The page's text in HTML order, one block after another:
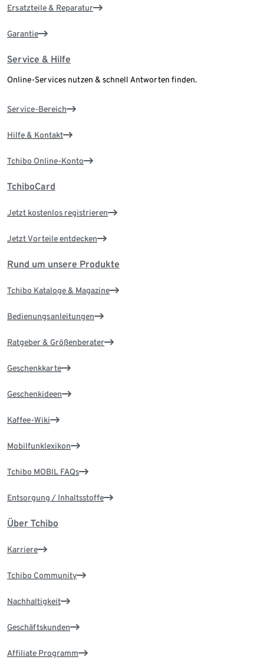
Ersatzteile & Reparatur
Garantie
Service & Hilfe
Online-Services nutzen & schnell Antworten finden.
Service-Bereich
Hilfe & Kontakt
Tchibo Online-Konto
TchiboCard
Jetzt kostenlos registrieren
Jetzt Vorteile entdecken
Rund um unsere Produkte
Tchibo Kataloge & Magazine
Bedienungsanleitungen
Ratgeber & Größenberater
Geschenkkarte
Geschenkideen
Kaffee-Wiki
Mobilfunklexikon
Tchibo MOBIL FAQs
Entsorgung / Inhaltsstoffe
Über Tchibo
Karriere
Tchibo Community
Nachhaltigkeit
Geschäftskunden
Affiliate Programm